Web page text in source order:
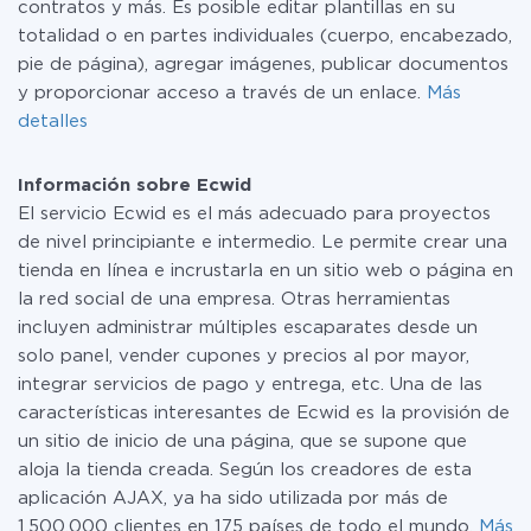
contratos y más. Es posible editar plantillas en su
totalidad o en partes individuales (cuerpo, encabezado,
pie de página), agregar imágenes, publicar documentos
y proporcionar acceso a través de un enlace.
Más
detalles
Información sobre Ecwid
El servicio Ecwid es el más adecuado para proyectos
de nivel principiante e intermedio. Le permite crear una
tienda en línea e incrustarla en un sitio web o página en
la red social de una empresa. Otras herramientas
incluyen administrar múltiples escaparates desde un
solo panel, vender cupones y precios al por mayor,
integrar servicios de pago y entrega, etc. Una de las
características interesantes de Ecwid es la provisión de
un sitio de inicio de una página, que se supone que
aloja la tienda creada. Según los creadores de esta
aplicación AJAX, ya ha sido utilizada por más de
1.500.000 clientes en 175 países de todo el mundo.
Más